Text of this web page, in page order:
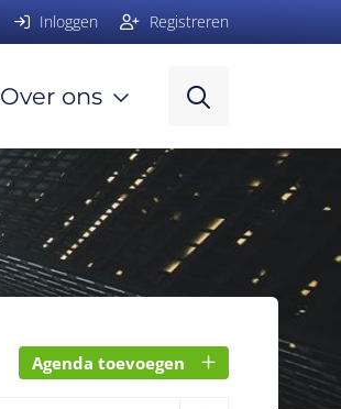
Agenda toevoegen
Inloggen Registreren
Over ons